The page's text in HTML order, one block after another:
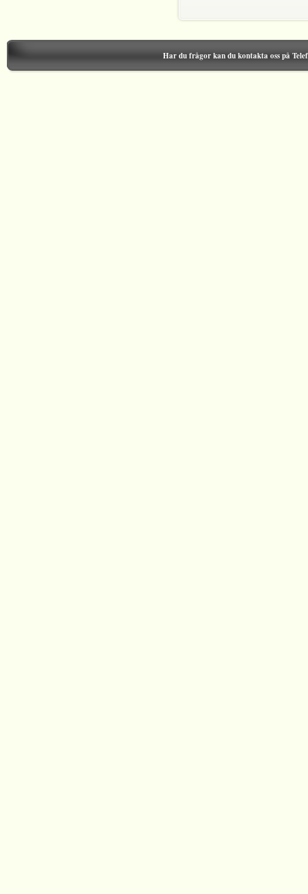
Har du frågor kan du kontakta oss på